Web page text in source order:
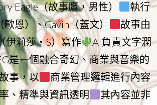
Eagle（故事鷹，男性）
執行
恩）、Gavin（蓋文）
故事由
伊莉莎・S）寫作
AI負責文字潤
是一個融合奇幻、商業與音樂的
事，以
商業管理邏輯進行內容
、精準與資訊透明
其內容並非